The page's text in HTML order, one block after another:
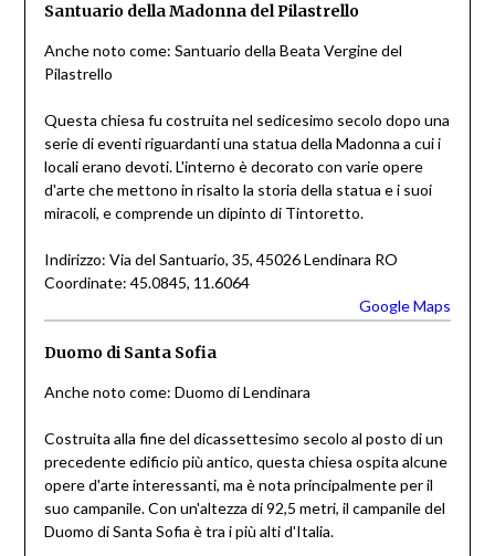
Santuario della Madonna del Pilastrello
Anche noto come: Santuario della Beata Vergine del
Pilastrello
Questa chiesa fu costruita nel sedicesimo secolo dopo una
serie di eventi riguardanti una statua della Madonna a cui i
locali erano devoti. L'interno è decorato con varie opere
d'arte che mettono in risalto la storia della statua e i suoi
miracoli, e comprende un dipinto di Tintoretto.
Indirizzo: Via del Santuario, 35, 45026 Lendinara RO
Coordinate: 45.0845, 11.6064
Google Maps
Duomo di Santa Sofia
Anche noto come: Duomo di Lendinara
Costruita alla fine del dicassettesimo secolo al posto di un
precedente edificio più antico, questa chiesa ospita alcune
opere d'arte interessanti, ma è nota principalmente per il
suo campanile. Con un'altezza di 92,5 metri, il campanile del
Duomo di Santa Sofia è tra i più alti d'Italia.